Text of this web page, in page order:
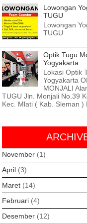
Lowongan
TUGU
Lowongan
TUGU
Optik Tugu
Yogyakarta
Lokasi Optik
Yogyakarta
MONJALI
TUGU Jln. Monjali No.39
Kec. Mlati ( Kab. Sleman )
November (1)
April (3)
Maret (14)
Februari (4)
Desember (12)